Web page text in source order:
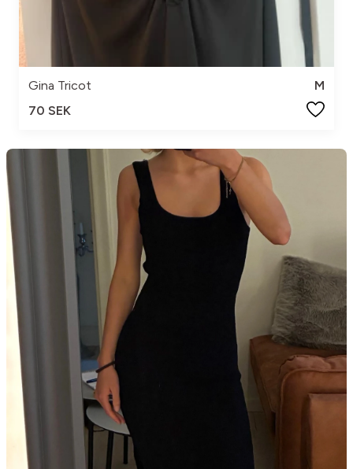
Gina Tricot
M
70 SEK